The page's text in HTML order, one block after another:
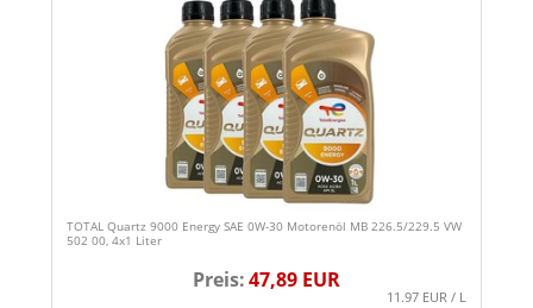
TOTAL Quartz 9000 Energy SAE 0W-30 Motorenöl MB 226.5/229.5 VW
502 00, 4x1 Liter
Preis:47,89 EUR
11.97 EUR / L